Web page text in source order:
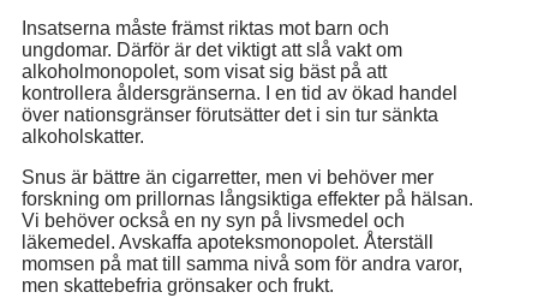
Insatserna måste främst riktas mot barn och
ungdomar. Därför är det viktigt att slå vakt om
alkoholmonopolet, som visat sig bäst på att
kontrollera åldersgränserna. I en tid av ökad handel
över nationsgränser förutsätter det i sin tur sänkta
alkoholskatter.
Snus är bättre än cigarretter, men vi behöver mer
forskning om prillornas långsiktiga effekter på hälsan.
Vi behöver också en ny syn på livsmedel och
läkemedel. Avskaffa apoteksmonopolet. Återställ
momsen på mat till samma nivå som för andra varor,
men skattebefria grönsaker och frukt.